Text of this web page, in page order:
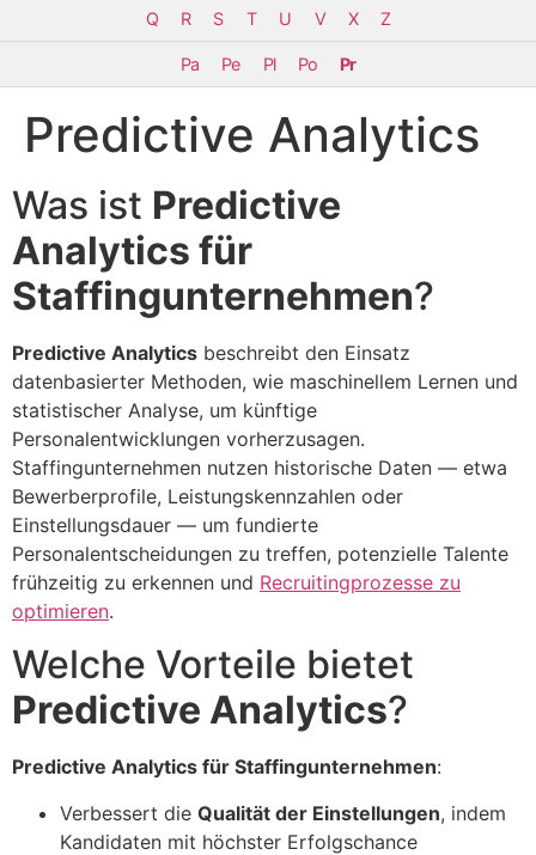
Q R S T U V X Z
Pa Pe Pl Po Pr
Predictive Analytics
Was ist Predictive
Analytics für
Staffingunternehmen?
Predictive Analytics beschreibt den Einsatz
datenbasierter Methoden, wie maschinellem Lernen und
statistischer Analyse, um künftige
Personalentwicklungen vorherzusagen.
Staffingunternehmen nutzen historische Daten — etwa
Bewerberprofile, Leistungskennzahlen oder
Einstellungsdauer — um fundierte
Personalentscheidungen zu treffen, potenzielle Talente
frühzeitig zu erkennen und Recruitingprozesse zu
optimieren.
Welche Vorteile bietet
Predictive Analytics?
Predictive Analytics für Staffingunternehmen:
Verbessert die Qualität der Einstellungen, indem
Kandidaten mit höchster Erfolgschance